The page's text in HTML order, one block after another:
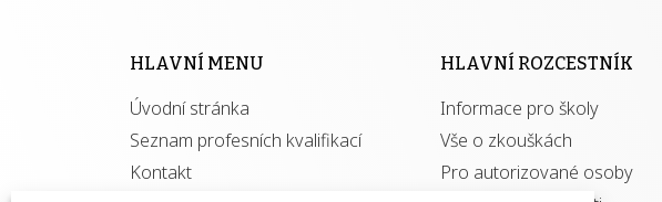
HLAVNÍ MENU
Úvodní stránka
Seznam profesních kvalifikací
Kontakt
HLAVNÍ ROZCESTNÍK
Informace pro školy
Vše o zkouškách
Pro autorizované osoby